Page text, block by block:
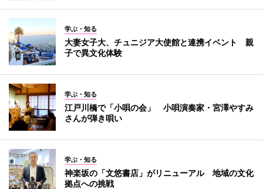
学ぶ・知る
大妻女子大、チュニジア大使館と連携イベント 親
子で異文化体験
学ぶ・知る
江戸川橋で「小唄の会」 小唄演奏家・宮澤やすみ
さんが弾き唄い
学ぶ・知る
神楽坂の「文悠書店」がリニューアル 地域の文化
拠点への挑戦